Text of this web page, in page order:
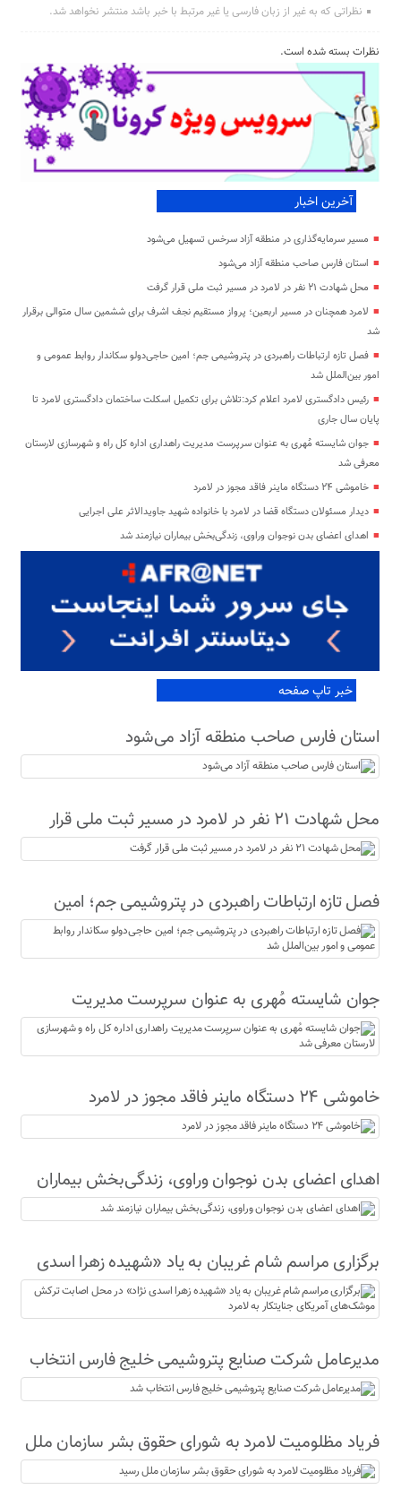
نظراتی که به غیر از زبان فارسی یا غیر مرتبط با خبر باشد منتشر نخواهد شد.
نظرات بسته شده است.
آخرین اخبار
مسیر سرمایه‌گذاری در منطقه آزاد سرخس تسهیل می‌شود
استان فارس صاحب منطقه آزاد می‌شود
محل شهادت ۲۱ نفر در لامرد در مسیر ثبت ملی قرار گرفت
لامرد همچنان در مسیر اربعین؛ پرواز مستقیم نجف اشرف برای ششمین سال متوالی برقرار
شد
فصل تازه ارتباطات راهبردی در پتروشیمی جم؛ امین حاجی‌دولو سکاندار روابط عمومی و
امور بین‌الملل شد
رئیس دادگستری لامرد اعلام کرد:تلاش برای تکمیل اسکلت ساختمان دادگستری لامرد تا
پایان سال جاری
جوان شایسته مُهری به عنوان سرپرست مدیریت راهداری اداره کل راه و شهرسازی لارستان
معرفی شد
خاموشی ۲۴ دستگاه ماینر فاقد مجوز در لامرد
دیدار مسئولان دستگاه قضا در لامرد با خانواده شهید جاویدالاثر علی اجرایی
اهدای اعضای بدن نوجوان وراوی، زندگی‌بخش بیماران نیازمند شد
خبر تاپ صفحه
استان فارس صاحب منطقه آزاد می‌شود
محل شهادت ۲۱ نفر در لامرد در مسیر ثبت ملی قرار
گرفت
فصل تازه ارتباطات راهبردی در پتروشیمی جم؛ امین
حاجی‌دولو سکاندار روابط عمومی و امور بین‌الملل شد
جوان شایسته مُهری به عنوان سرپرست مدیریت
راهداری اداره کل راه و شهرسازی لارستان معرفی شد
خاموشی ۲۴ دستگاه ماینر فاقد مجوز در لامرد
اهدای اعضای بدن نوجوان وراوی، زندگی‌بخش بیماران
نیازمند شد
برگزاری مراسم شام غریبان به یاد «شهیده زهرا اسدی
نژاد» در محل اصابت ترکش موشک‌های آمریکای
جنایتکار به لامرد
مدیرعامل شرکت صنایع پتروشیمی خلیج فارس انتخاب
شد
فریاد مظلومیت لامرد به شورای حقوق بشر سازمان ملل
رسید